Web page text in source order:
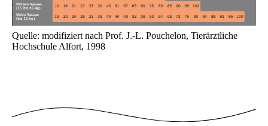
Quelle: modifiziert nach Prof. J.-L. Pouchelon, Tierärztliche
Hochschule Alfort, 1998